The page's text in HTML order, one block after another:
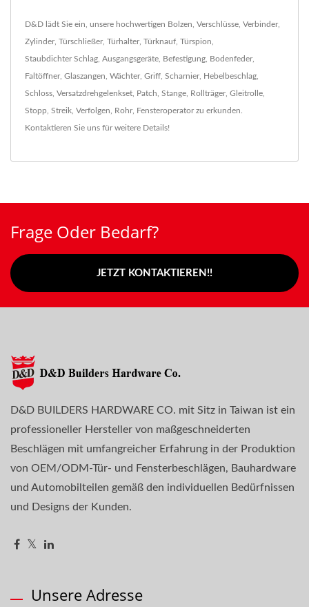
D&D lädt Sie ein, unsere hochwertigen Bolzen Verschlüsse Verbinder,
Zylinder, Türschließer, Türhalter, Türknauf Türspion
Staubdichter Schlag Ausgangsgeräte Befestigung Bodenfeder,
Faltöffner, Glaszangen Wächter, Griff Scharnier, Hebelbeschlag
Schloss Versatzdrehgelenkset Patch Stange Rollträger, Gleitrolle
Stopp Streik Verfolgen Rohr, Fensteroperatorzu erkunden.
Kontaktieren Sie uns für weitere Details!
Frage Oder Bedarf?
JETZT KONTAKTIEREN!!
D&D BUILDERS HARDWARE CO. mit Sitz in Taiwan ist ein
professioneller Hersteller von maßgeschneiderten
Beschlägen mit umfangreicher Erfahrung in der Produktion
von OEM/ODM-Tür- und Fensterbeschlägen, Bauhardware
und Automobilteilen gemäß den individuellen Bedürfnissen
und Designs der Kunden.
Unsere Adresse